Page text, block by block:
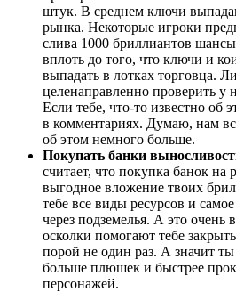
штук. В среднем ключи
рынка. Некоторые игроки
слива 1000 бриллиантов
вплоть до того, что ключи и
выпадать в лотках торговца.
целенаправленно проверить у
Если тебе, что-то известно об
в комментариях. Думаю, нам
об этом немного больше.
Покупать банки
считает, что покупка банок
выгодное вложение твоих
тебе все виды ресурсов и
через подземелья. А это
осколки помогают тебе закрыть
порой не один раз. А значит
больше плюшек и быстрее
персонажей.